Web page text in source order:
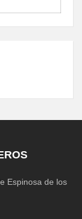
Espinosa de los